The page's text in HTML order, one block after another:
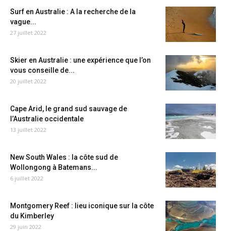
Surf en Australie : A la recherche de la
vague...
27 juillet 2022
Skier en Australie : une expérience que l’on
vous conseille de...
20 juillet 2022
Cape Arid, le grand sud sauvage de
l’Australie occidentale
13 juillet 2022
New South Wales : la côte sud de
Wollongong à Batemans...
6 juillet 2022
Montgomery Reef : lieu iconique sur la côte
du Kimberley
29 juin 2022